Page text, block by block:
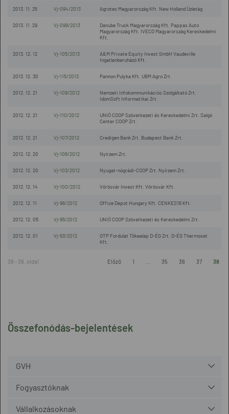
Összefonódás-bejelentések
GVH
Fogyasztóknak
Vállalkozásoknak
2013. 11. 25 Vj-094/2013 Agrotec Magyarország Kft. New Holland Üzletág
2013. 11. 29 Vj-099/2013
Danube Truck Magyarország Kft. Pappas Auto
Magyarország Kft. IVECO Magyarország Kereskedelmi
Kft.
2013. 12. 12 Vj-105/2013
A&M Private Equity Invest GmbH Vaudeville
Ingatlanberuházó Kft.
2013. 12. 30 Vj-115/2013 Pannon Pulyka Kft. UBM Agro Zrt.
2012. 12. 21 Vj-109/2012
Nemzeti Infokommunikációs Szolgáltató Zrt.
IdomSoft Informatikai Zrt.
2012. 12. 21 Vj-110/2012
UNIÓ COOP Szövetkezeti és Kereskedelmi Zrt. Salgó
Center COOP Zrt.
2012. 12. 21 Vj-107/2012 Credigen Bank Zrt. Budapest Bank Zrt.
2012. 12. 20 Vj-106/2012 Nyírzem Zrt.
2012. 12. 20 Vj-103/2012 Nyugat-nógrádi-COOP Zrt. Nyírzem Zrt.
2012. 12. 14 Vj-100/2012 Vörösvár Invest Kft. Vörösvár Kft.
2012. 12. 11 Vj-96/2012 Office Depot Hungary Kft. CENKES16 Kft.
2012. 12. 05 Vj-95/2012 UNIÓ COOP Szövetkezeti és Kereskedelmi Zrt.
2012. 12. 01 Vj-93/2012
OTP Fordulat Tőkealap D-ÉG Zrt. D-ÉG Thermoset
Kft.
38 - 38. oldal Előző 1 35 36 37 38